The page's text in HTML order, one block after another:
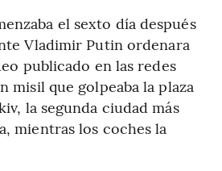
el sexto día después
Vladimir Putin ordenara
publicado en las redes
misil que golpeaba la plaza
la segunda ciudad más
mientras los coches la